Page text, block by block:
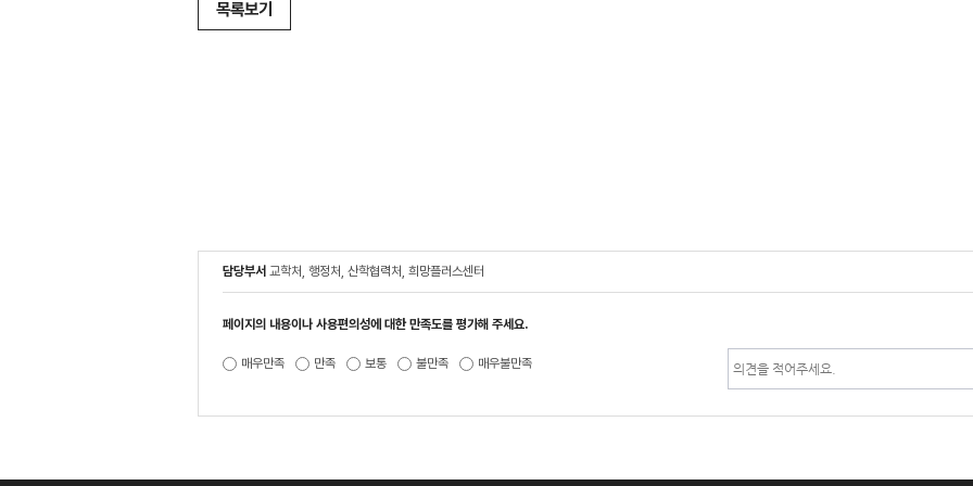
목록보기
담당부서 교학처, 행정처, 산학협력처, 희망플러스센터
페이지의 내용이나 사용편의성에 대한 만족도를 평가해 주세요.
매우만족 만족 보통 불만족 매우불만족